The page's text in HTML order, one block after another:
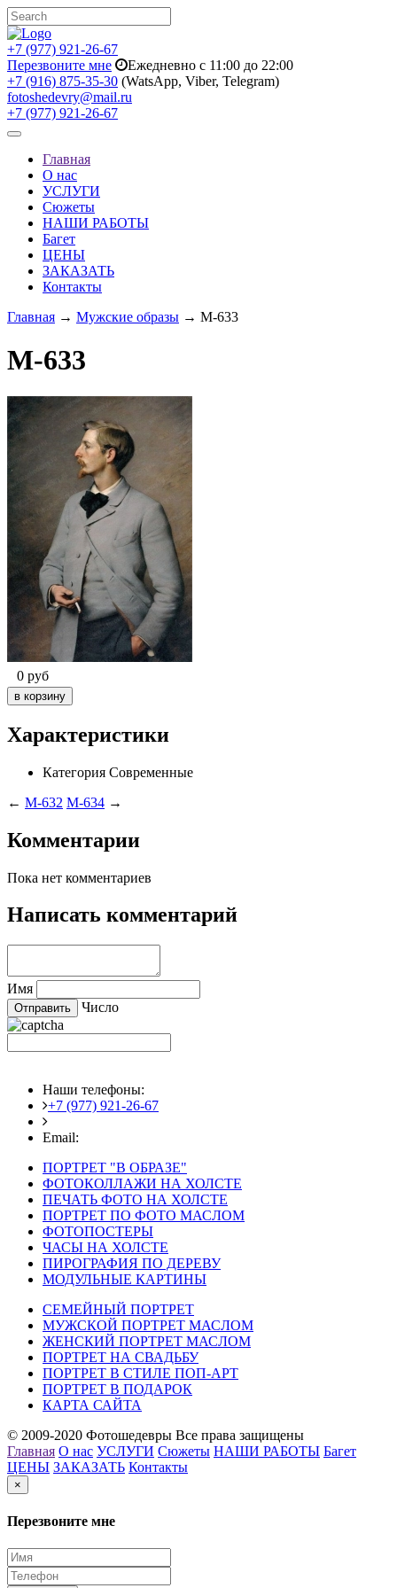
+7 (977) 921-26-67
Перезвоните мне
Ежедневно с 11:00 до 22:00
+7 (916) 875-35-30 (WatsApp, Viber, Telegram)
fotoshedevry@mail.ru
+7 (977) 921-26-67
Toggle
navigationГлавная
О нас
УСЛУГИ
Сюжеты
НАШИ РАБОТЫ
Багет
ЦЕНЫ
ЗАКАЗАТЬ
Контакты
Главная → Мужские образы → M-633
M-633
0 руб
Характеристики
Категория Современные
← M-632 M-634 →
Комментарии
Пока нет комментариев
Написать комментарий
Имя
Число
Наши телефоны:
+7 (977) 921-26-67
Email:
ПОРТРЕТ "В ОБРАЗЕ"
ФОТОКОЛЛАЖИ НА ХОЛСТЕ
ПЕЧАТЬ ФОТО НА ХОЛСТЕ
ПОРТРЕТ ПО ФОТО МАСЛОМ
ФОТОПОСТЕРЫ
ЧАСЫ НА ХОЛСТЕ
ПИРОГРАФИЯ ПО ДЕРЕВУ
МОДУЛЬНЫЕ КАРТИНЫ
СЕМЕЙНЫЙ ПОРТРЕТ
МУЖСКОЙ ПОРТРЕТ МАСЛОМ
ЖЕНСКИЙ ПОРТРЕТ МАСЛОМ
ПОРТРЕТ НА СВАДЬБУ
ПОРТРЕТ В СТИЛЕ ПОП-АРТ
ПОРТРЕТ В ПОДАРОК
КАРТА САЙТА
© 2009-2020 Фотошедевры Все права защищены
Главная О нас УСЛУГИ Сюжеты НАШИ РАБОТЫ Багет
ЦЕНЫ ЗАКАЗАТЬ Контакты
×
Перезвоните мне